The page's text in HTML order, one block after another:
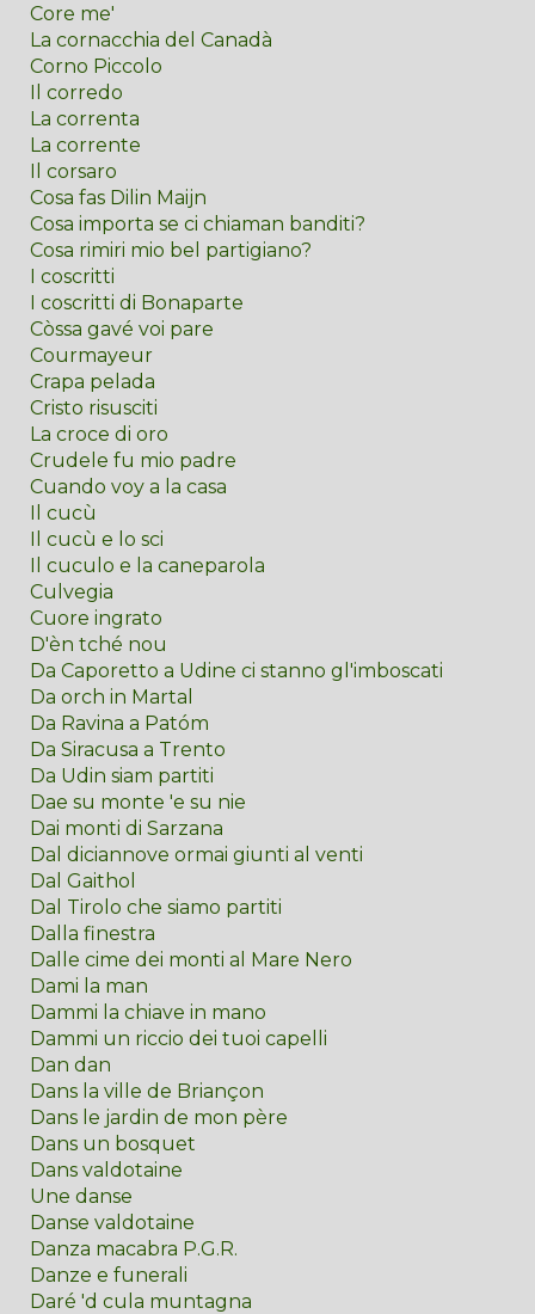
Core me'
La cornacchia del Canadà
Corno Piccolo
Il corredo
La correnta
La corrente
Il corsaro
Cosa fas Dilin Maijn
Cosa importa se ci chiaman banditi?
Cosa rimiri mio bel partigiano?
I coscritti
I coscritti di Bonaparte
Còssa gavé voi pare
Courmayeur
Crapa pelada
Cristo risusciti
La croce di oro
Crudele fu mio padre
Cuando voy a la casa
Il cucù
Il cucù e lo sci
Il cuculo e la caneparola
Culvegia
Cuore ingrato
D'èn tché nou
Da Caporetto a Udine ci stanno gl'imboscati
Da orch in Martal
Da Ravina a Patóm
Da Siracusa a Trento
Da Udin siam partiti
Dae su monte 'e su nie
Dai monti di Sarzana
Dal diciannove ormai giunti al venti
Dal Gaithol
Dal Tirolo che siamo partiti
Dalla finestra
Dalle cime dei monti al Mare Nero
Dami la man
Dammi la chiave in mano
Dammi un riccio dei tuoi capelli
Dan dan
Dans la ville de Briançon
Dans le jardin de mon père
Dans un bosquet
Dans valdotaine
Une danse
Danse valdotaine
Danza macabra P.G.R.
Danze e funerali
Daré 'd cula muntagna